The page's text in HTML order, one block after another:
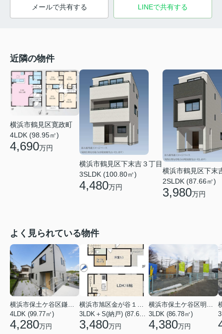
メールで共有する LINEで共有する
近隣の物件
横浜市鶴見区寛政町
4LDK (98.95㎡)
4,690万円
横浜市鶴見区下末吉３丁目
3SLDK (100.80㎡)
4,480万円
横浜市鶴見区下末
2SLDK (87.66㎡)
3,980万円
よく見られている物件
4LDK (99.77㎡)
4,280万円 3,480万円
3LDK (86.78㎡)
4,380万円